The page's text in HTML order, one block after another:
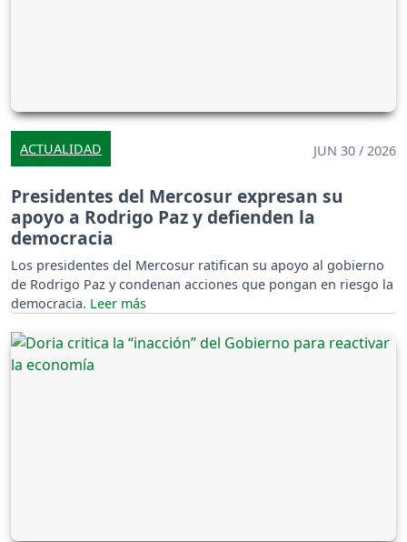
ACTUALIDAD JUN 30 / 2026
Presidentes del Mercosur expresan su
apoyo a Rodrigo Paz y defienden la
democracia
Los presidentes del Mercosur ratifican su apoyo al gobierno
de Rodrigo Paz y condenan acciones que pongan en riesgo la
democracia.